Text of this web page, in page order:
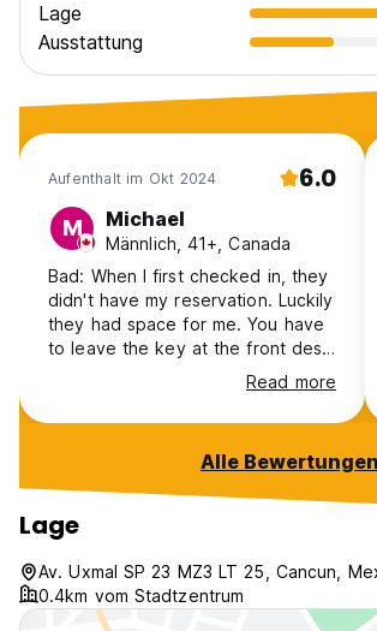
Lage
Ausstattung
Aufenthalt im Okt 2024 6.0
M Michael
Männlich, 41+, Canada
Bad: When I first checked in, they
didn't have my reservation. Luckily
they had space for me. You have
to leave the key at the front desk
when you go out. The shower in
the dorm room has a faulty
showerhead so it's difficult to
terrace was closed for some
unknown reason. Good: Great
location next to ADO bus terminal,
near bars, restaurants, fast food
and shops. Room was clean. Room
has AC.
Read more
Alle
Lage
Av. Uxmal SP 23 MZ3 LT 25, Cancun,
0.4km vom Stadtzentrum